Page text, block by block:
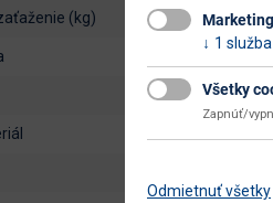
(kg)
1 služba
Všetky
Zapnúť/
Odmietnuť všetky